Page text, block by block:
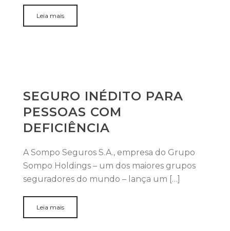
Leia mais
SEGURO INÉDITO PARA
PESSOAS COM
DEFICIÊNCIA
A Sompo Seguros S.A., empresa do Grupo
Sompo Holdings – um dos maiores grupos
seguradores do mundo – lança um […]
Leia mais